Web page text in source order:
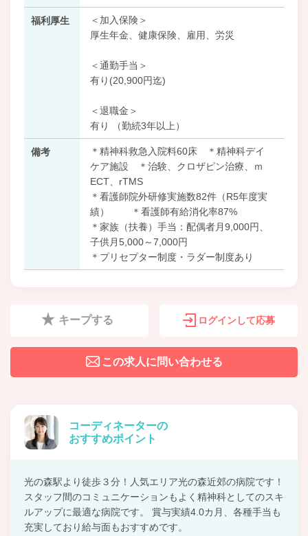
福利厚生
＜加入保険＞
厚生年金、健康保険、雇用、労災
＜通勤手当＞
有り(20,900円迄)
＜退職金＞
有り （勤続3年以上）
備考
＊精神科救急入院料60床 ＊精神科デイ
ケア施設 ＊治験、クロザピン治療、ｍ
ECT、rTMS
＊看護師院外研修実施数82件（R5年度実
績） ＊看護師有給消化率87%
＊家族（扶養）手当：配偶者月9,000円、
子供月5,000～7,000円
＊プリセプター制度・ラダー制度あり
キープする ログインして応募
この求人に問い合わせる
コーディネーターの
おすすめポイント
光の森駅より徒歩３分！人気エリア光の森近郊の病院です！
スタッフ間のコミュニケーションもよく精神科としてのスキ
ルアップに最適な病院です。 賞与実績4.0カ月、各種手当も
充実しており給与面もおすすめです。